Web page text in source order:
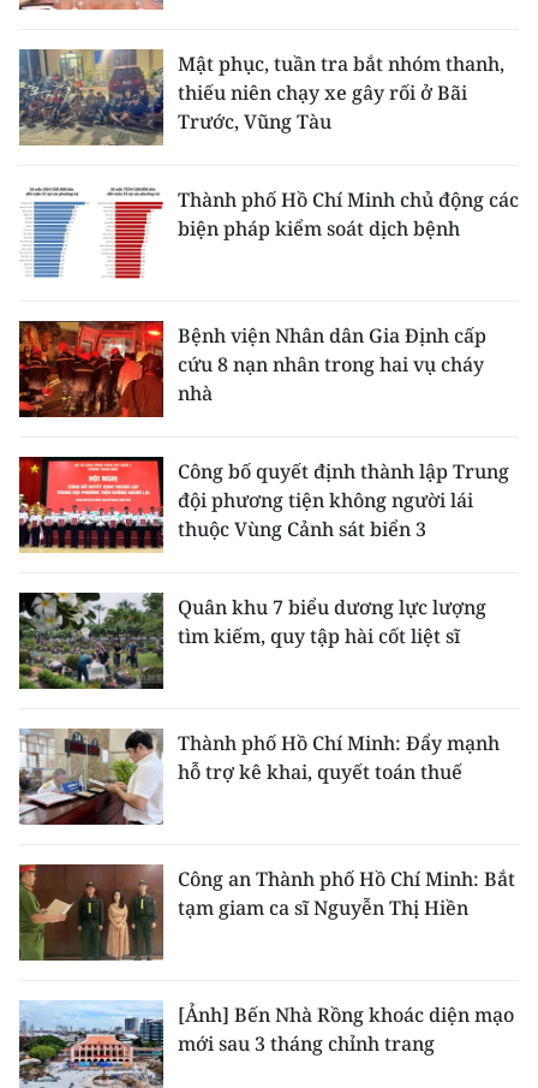
Mật phục, tuần tra bắt nhóm thanh,
thiếu niên chạy xe gây rối ở Bãi
Trước, Vũng Tàu
Thành phố Hồ Chí Minh chủ động các
biện pháp kiểm soát dịch bệnh
Bệnh viện Nhân dân Gia Định cấp
cứu 8 nạn nhân trong hai vụ cháy
nhà
Công bố quyết định thành lập Trung
đội phương tiện không người lái
thuộc Vùng Cảnh sát biển 3
Quân khu 7 biểu dương lực lượng
tìm kiếm, quy tập hài cốt liệt sĩ
Thành phố Hồ Chí Minh: Đẩy mạnh
hỗ trợ kê khai, quyết toán thuế
Công an Thành phố Hồ Chí Minh: Bắt
tạm giam ca sĩ Nguyễn Thị Hiền
[Ảnh] Bến Nhà Rồng khoác diện mạo
mới sau 3 tháng chỉnh trang